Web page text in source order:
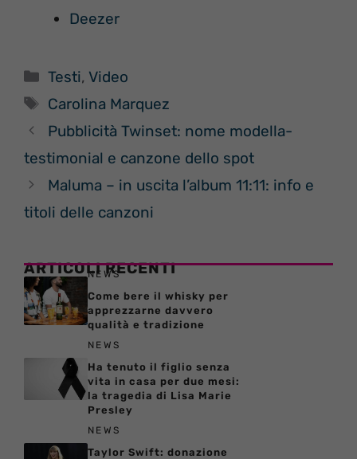
Deezer
Categorie
Testi,Video
Tag
Carolina Marquez
Pubblicità Twinset: nome modella-
testimonial e canzone dello spot
Maluma – in uscita l’album 11:11: info e
titoli delle canzoni
ARTICOLI RECENTI
NEWS
Come bere il whisky per
apprezzarne davvero
qualità e tradizione
NEWS
Ha tenuto il figlio senza
vita in casa per due mesi:
la tragedia di Lisa Marie
Presley
NEWS
Taylor Swift: donazione